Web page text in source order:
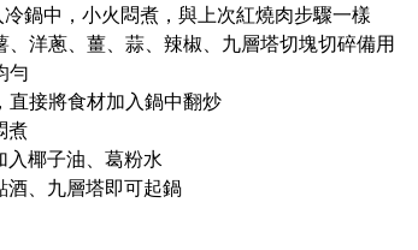
冷鍋中，小火悶煮，與上次紅燒肉步驟一樣
、洋蔥、薑、蒜、辣椒、九層塔切塊切碎備用
勻
直接將食材加入鍋中翻炒
煮
入椰子油、葛粉水
酒、九層塔即可起鍋